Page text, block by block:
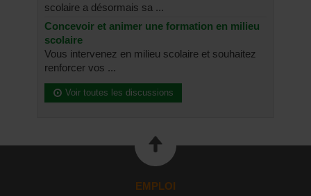
scolaire a désormais sa ...
Concevoir et animer une formation en milieu
scolaire
Vous intervenez en milieu scolaire et souhaitez
renforcer vos ...
Voir toutes les discussions
EMPLOI